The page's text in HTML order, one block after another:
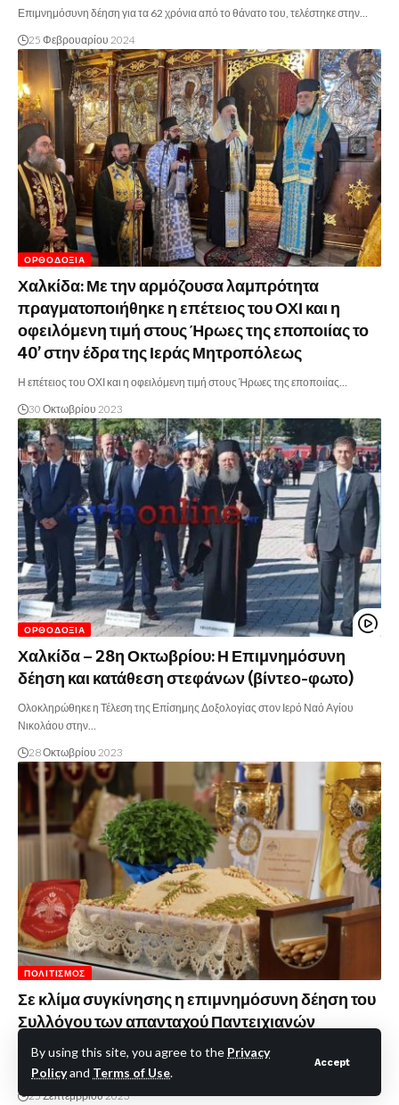
By using this site, you agree to the Privacy
Policyand Terms of Use.
Accept
Επιμνημόσυνη δέηση για τα 62 χρόνια από το θάνατο του, τελέστηκε στην…
25 Φεβρουαρίου 2024
ΟΡΘΟΔΟΞΊΑ
Χαλκίδα: Με την αρμόζουσα λαμπρότητα
πραγματοποιήθηκε η επέτειος του ΟΧΙ και η
οφειλόμενη τιμή στους Ήρωες της εποποιίας το
40’ στην έδρα της Ιεράς Μητροπόλεως
Η επέτειος του ΟΧΙ και η οφειλόμενη τιμή στους Ήρωες της εποποιίας…
30 Οκτωβρίου 2023
ΟΡΘΟΔΟΞΊΑ
Χαλκίδα – 28η Οκτωβρίου: Η Επιμνημόσυνη
δέηση και κατάθεση στεφάνων (βίντεο-φωτο)
Ολοκληρώθηκε η Τέλεση της Επίσημης Δοξολογίας στον Ιερό Ναό Αγίου
Νικολάου στην…
28 Οκτωβρίου 2023
ΠΟΛΙΤΙΣΜΌΣ
Σε κλίμα συγκίνησης η επιμνημόσυνη δέηση του
Συλλόγου των απανταχού Παντειχιανών
Μέσα σε κλίμα συγκίνησης πραγματοποιήθηκε το πρωί της Κυριακής η
επιμνημόσυνη δέηση…
25 Σεπτεμβρίου 2023